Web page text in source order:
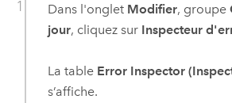
Dans l'onglet Modifier, groupe
jour, cliquez sur Inspecteur
La table Error Inspector
s’affiche.